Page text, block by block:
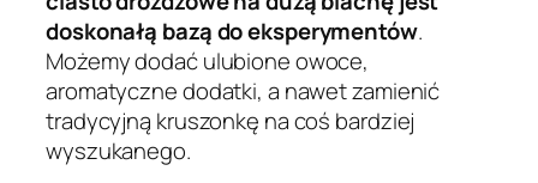
doskonałą bazą do eksperymentów.
Możemy dodać ulubione owoce,
aromatyczne dodatki, a nawet zamienić
tradycyjną kruszonkę na coś bardziej
wyszukanego.